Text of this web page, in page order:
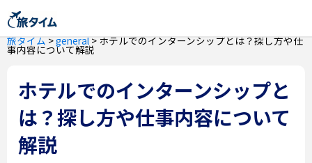
旅タイム>general>ホテルでのインターンシップとは？探し方や仕
事内容について解説
ホテルでのインターンシップと
は？探し方や仕事内容について
解説